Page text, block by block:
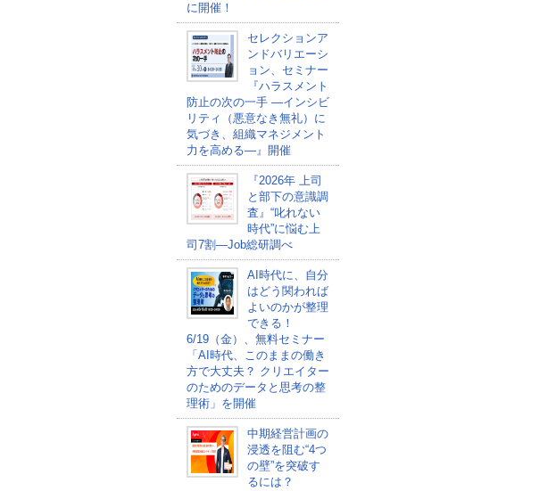
に開催！
セレクションア
ンドバリエーシ
ョン、セミナー
『ハラスメント
防止の次の一手 ―インシビ
リティ（悪意なき無礼）に
気づき、組織マネジメント
力を高める―』開催
『2026年 上司
と部下の意識調
査』“叱れない
時代”に悩む上
司7割―Job総研調べ
AI時代に、自分
はどう関われば
よいのかが整理
できる！
6/19（金）、無料セミナー
「AI時代、このままの働き
方で大丈夫？ クリエイター
のためのデータと思考の整
理術」を開催
中期経営計画の
浸透を阻む“4つ
の壁”を突破す
るには？